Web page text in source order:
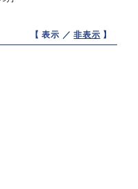
【 表示 ／非表示 】